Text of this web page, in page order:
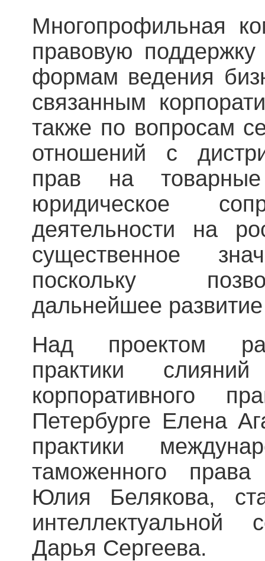
Многопрофильная
правовую
формам ведения
связанным
также по вопросам
отношений с
прав на
юридическое
деятельности на
существенное
поскольку
дальнейшее
Над проектом
практики
корпоративного
Петербурге Елена
практики
таможенного
Юлия Белякова,
Дарья Сергеева.